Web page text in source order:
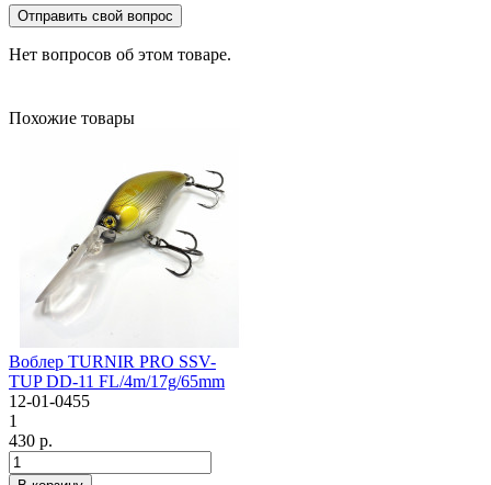
Отправить свой вопрос
Нет вопросов об этом товаре.
Похожие товары
Воблер TURNIR PRO SSV-
TUP DD-11 FL/4m/17g/65mm
12-01-0455
1
430 р.